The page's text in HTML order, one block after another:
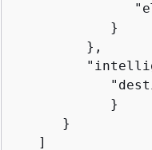
            }
         },
            }
      }
   ]